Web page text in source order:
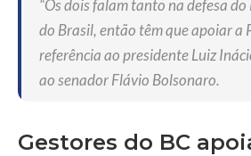
“Os dois falam tanto na defesa do
do Brasil, então têm que apoiar a
referência ao presidente Luiz
ao senador Flávio Bolsonaro.
Gestores do BC